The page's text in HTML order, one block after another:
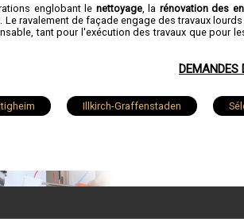
englobant le nettoyage, la rénovation des
. Le ravalement de façade engage des travaux
tant pour l'exécution des travaux que pour
DEMANDES
Illkirch-Graffenstaden
Wasselonne